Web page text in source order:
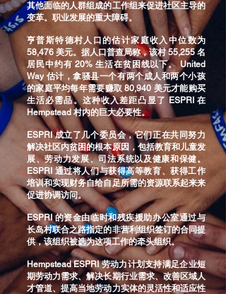
其他面临的人群组成的工作组来促进社区主导的
变革。职业发展的重大障碍。
亨普斯特德村人口的估计家庭收入中位数为
58,476 美元。据人口普查局称，该村 55,255 名
居民中约有 20% 生活在贫困线以下。 United
Way 估计，拿骚县一个有两个成人和两个小孩
的家庭平均每年需要赚取 80,940 美元才能购买
生活必需品。这种收入差距凸显了 ESPRI 在
Hempstead 村内的巨大必要性。
ESPRI 成立了几个委员会，它们正在共同努力
解决社区内贫困的根本原因，包括教育和儿童发
展、劳动力发展、司法系统以及健康和保健。
ESPRI 通过将人们与获得高等教育、获得工作
培训和实现财务自给自足所需的资源联系起来来
促进协调访问。
ESPRI 的资金由临时和残疾援助办公室通过与
长岛村联合之路指定的非营利组织签订的合同提
供，该组织被选为这项工作的牵头组织。
Hempstead ESPRI 劳动力计划支持满足企业短
期劳动力需求、解决长期行业需求、改善区域人
才管道、提高当地劳动力实体的灵活性和适应性